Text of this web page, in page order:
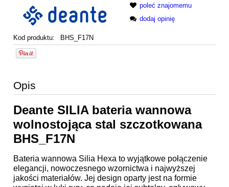
Kod produktu: BHS_F17N
poleć znajomemu
dodaj opinię
Opis
Deante SILIA bateria wannowa
wolnostojąca stal szczotkowana
BHS_F17N
Bateria wannowa Silia Hexa to wyjątkowe połączenie
elegancji, nowoczesnego wzornictwa i najwyższej
jakości materiałów. Jej design oparty jest na formie